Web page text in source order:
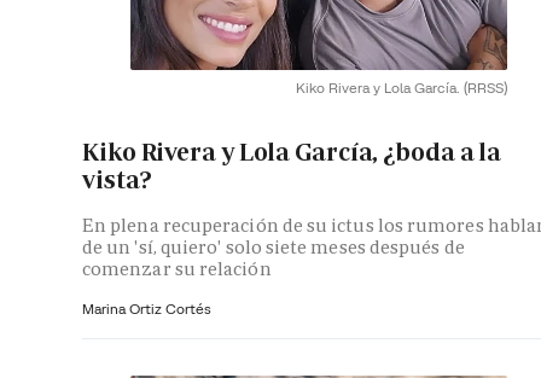
Kiko Rivera y Lola García. (RRSS)
Kiko Rivera y Lola García, ¿boda a la
vista?
En plena recuperación de su ictus los rumores
de un 'sí, quiero' solo siete meses después de
comenzar su relación
Marina Ortiz Cortés